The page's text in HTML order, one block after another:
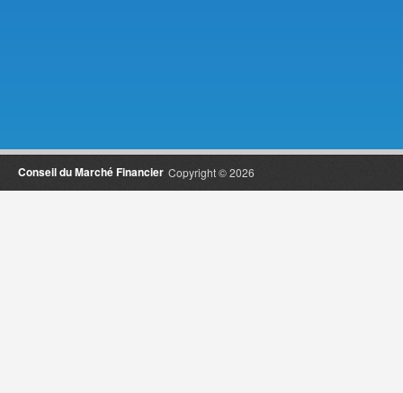
Copyright © 2026
Conseil du Marché Financier